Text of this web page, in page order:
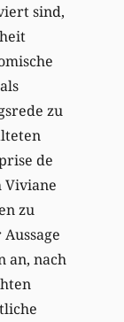
sind,
zu
de
Viviane
zu
an, nach